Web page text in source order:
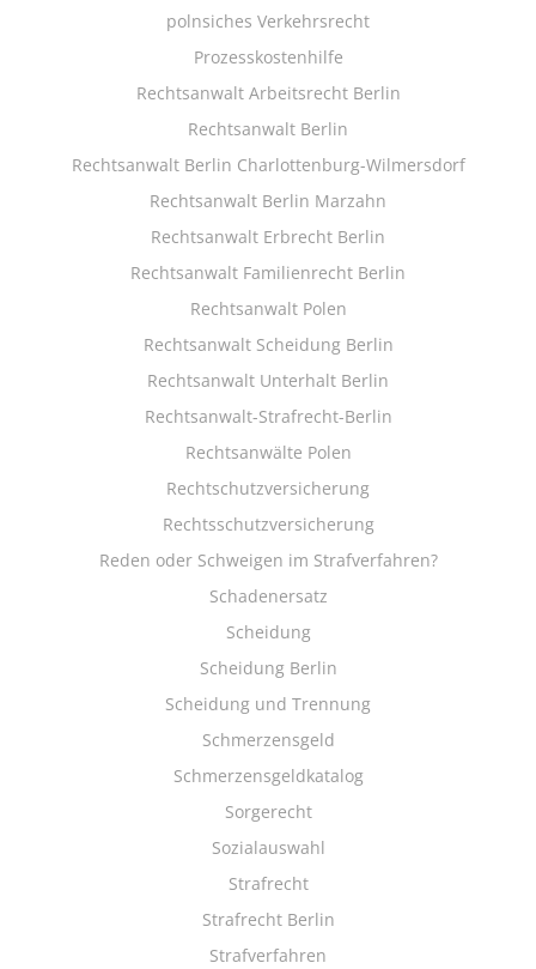
polnsiches Verkehrsrecht
Prozesskostenhilfe
Rechtsanwalt Arbeitsrecht Berlin
Rechtsanwalt Berlin
Rechtsanwalt Berlin Charlottenburg-Wilmersdorf
Rechtsanwalt Berlin Marzahn
Rechtsanwalt Erbrecht Berlin
Rechtsanwalt Familienrecht Berlin
Rechtsanwalt Polen
Rechtsanwalt Scheidung Berlin
Rechtsanwalt Unterhalt Berlin
Rechtsanwalt-Strafrecht-Berlin
Rechtsanwälte Polen
Rechtschutzversicherung
Rechtsschutzversicherung
Reden oder Schweigen im Strafverfahren?
Schadenersatz
Scheidung
Scheidung Berlin
Scheidung und Trennung
Schmerzensgeld
Schmerzensgeldkatalog
Sorgerecht
Sozialauswahl
Strafrecht
Strafrecht Berlin
Strafverfahren